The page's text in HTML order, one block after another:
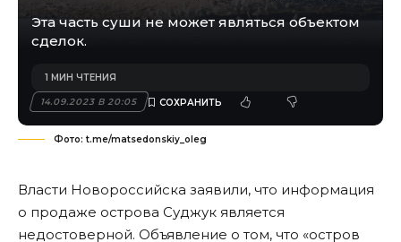
Эта часть суши не может являться объектом
сделок.
14.09.2023 В 20:05
1 МИН ЧТЕНИЯ
Фото: t.me/matsedonskiy_oleg
Власти Новороссийска заявили, что информация
о продаже острова Суджук является
недостоверной. Объявление о том, что «остров